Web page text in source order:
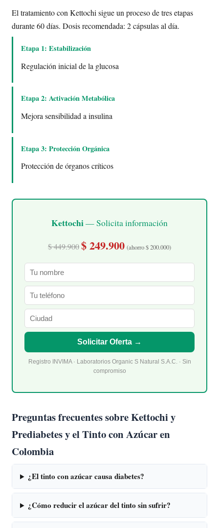
El tratamiento con Kettochi sigue un proceso de tres etapas
durante 60 días. Dosis recomendada: 2 cápsulas al día.
Etapa 1: Estabilización
Regulación inicial de la glucosa
Etapa 2: Activación Metabólica
Mejora sensibilidad a insulina
Etapa 3: Protección Orgánica
Protección de órganos críticos
Kettochi— Solicita información
$ 449.900$ 249.900 (ahorro $ 200.000)
Solicitar Oferta →
Registro INVIMA · Laboratorios Organic S Natural S.A.C. · Sin
compromiso
Preguntas frecuentes sobre Kettochi y
Prediabetes y el Tinto con Azúcar en
Colombia
¿El tinto con azúcar causa diabetes?
¿Cómo reducir el azúcar del tinto sin sufrir?